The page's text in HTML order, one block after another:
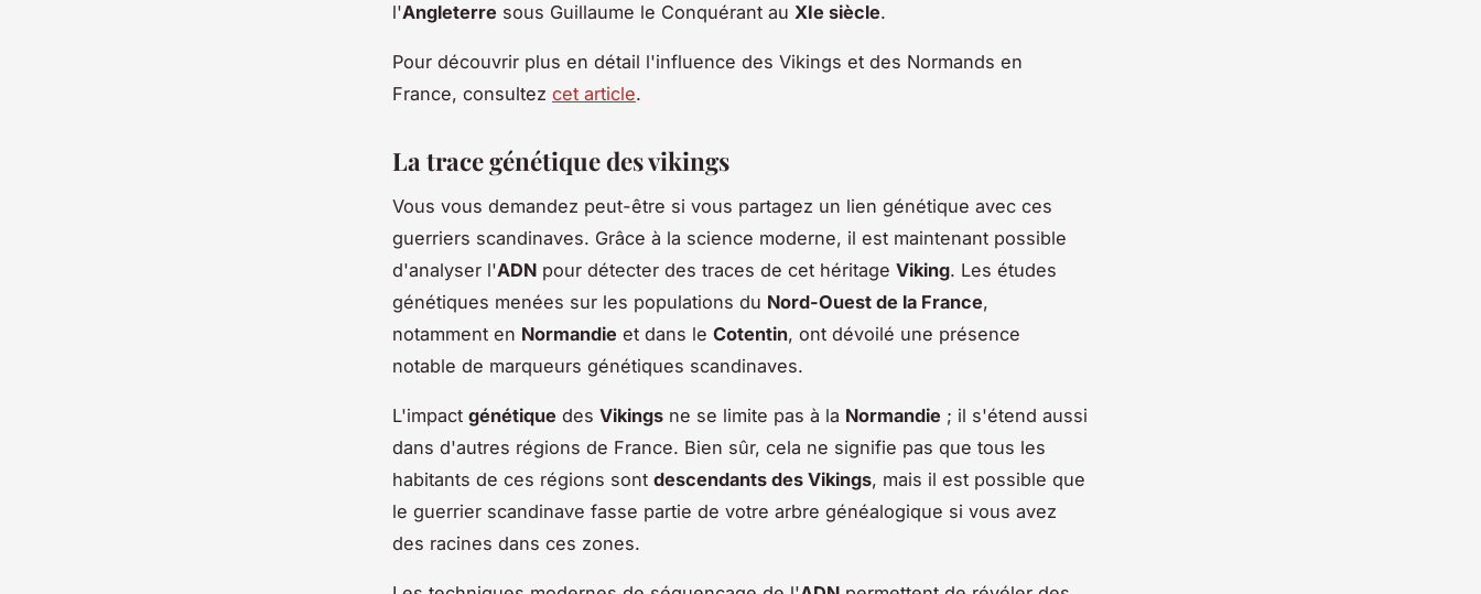
l'Angleterre sous Guillaume le Conquérant au XIe siècle.
Pour découvrir plus en détail l'influence des Vikings et des Normands en
France, consultez cet article.
La trace génétique des vikings
Vous vous demandez peut-être si vous partagez un lien génétique avec ces
guerriers scandinaves. Grâce à la science moderne, il est maintenant possible
d'analyser l'ADN pour détecter des traces de cet héritage Viking. Les études
génétiques menées sur les populations du Nord-Ouest de la France,
notamment en Normandie et dans le Cotentin, ont dévoilé une présence
notable de marqueurs génétiques scandinaves.
L'impact génétique des Vikings ne se limite pas à la Normandie ; il s'étend aussi
dans d'autres régions de France. Bien sûr, cela ne signifie pas que tous les
habitants de ces régions sont descendants des Vikings, mais il est possible que
le guerrier scandinave fasse partie de votre arbre généalogique si vous avez
des racines dans ces zones.